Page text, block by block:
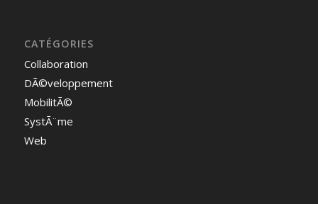
CATÉGORIES
Collaboration
DÃ©veloppement
MobilitÃ©
SystÃ¨me
Web